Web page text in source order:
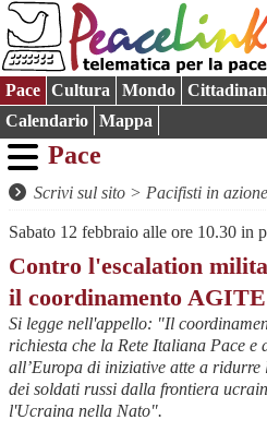
Pace Cultura Mondo
Calendario
Mappa
Pace
Scrivi sul sito > Pacifisti in azione
Sabato 12 febbraio alle ore 10.30 in
Contro l'escalation
il coordinamento AGITE
Si legge nell'appello: "Il
richiesta che la Rete Italiana Pace e
all’Europa di iniziative atte a
dei soldati russi dalla frontiera
l'Ucraina nella Nato".